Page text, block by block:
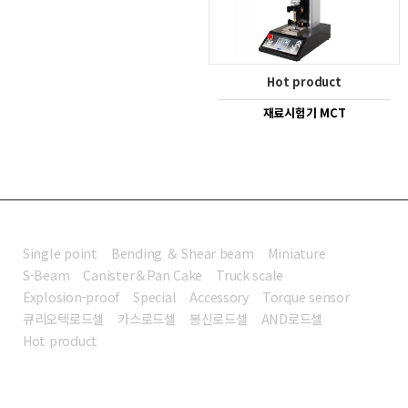
Hot product
재료시험기 MCT
Single point Bending ＆ Shear beam
Miniature
S-Beam
Canister＆Pan Cake
Truck scale
Explosion-proof
Special Accessory
Torque sensor
큐리오텍로드셀
카스로드셀 봉신로드셀
AND로드셀
Hot product